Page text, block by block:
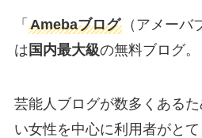
「 Amebaブログ（アメーバ
は 国内最大級の無料ブログ。
芸能人ブログが数多くある
い女性を中心に利用者がと